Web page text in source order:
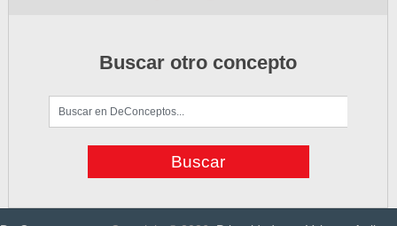
Buscar otro concepto